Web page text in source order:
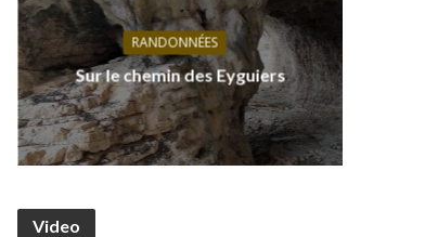
RANDONNÉES
Sur le chemin des Eyguiers
Video